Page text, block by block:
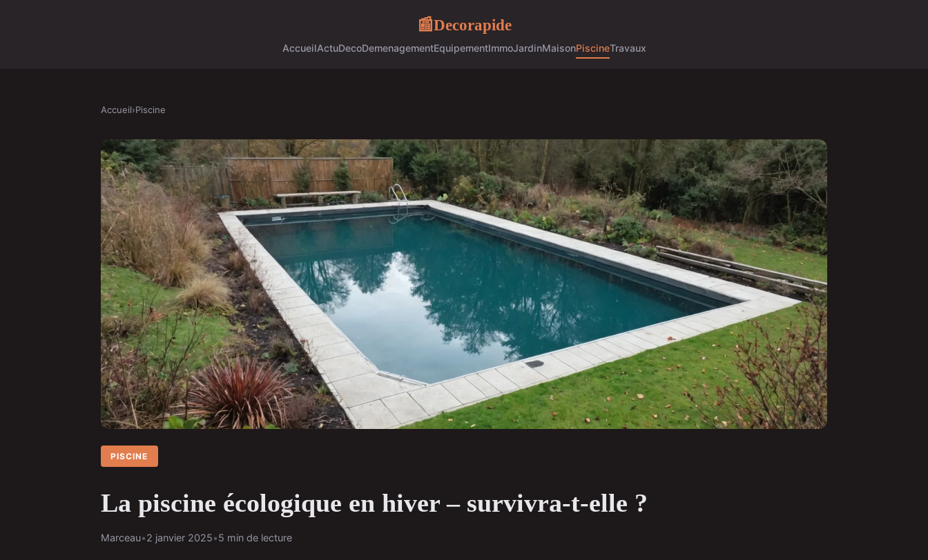
📰Decorapide
AccueilActuDecoDemenagementEquipementImmoJardinMaisonPiscineTravaux
Accueil›Piscine
PISCINE
La piscine écologique en hiver – survivra-t-elle ?
Marceau•2 janvier 2025•5 min de lecture